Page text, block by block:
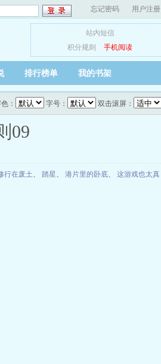
忘记密码 用户注册
站内短信
积分规则
手机阅读
排行榜单 我的书架
： 字号： 双击滚屏：
09
行在废土、 踏星、 港片里的卧底、 这游戏也太真